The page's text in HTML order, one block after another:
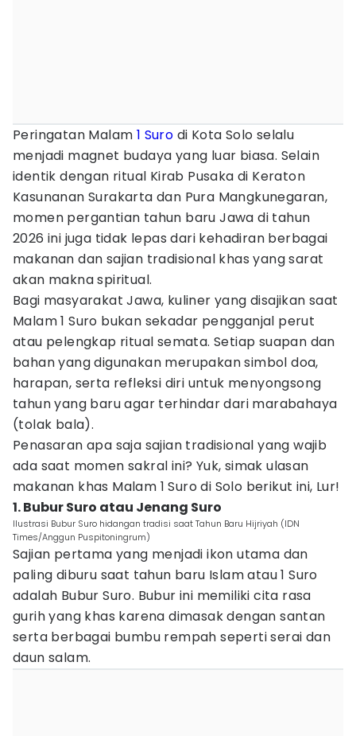
Peringatan Malam 1 Suro di Kota Solo selalu
menjadi magnet budaya yang luar biasa. Selain
identik dengan ritual Kirab Pusaka di Keraton
Kasunanan Surakarta dan Pura Mangkunegaran,
momen pergantian tahun baru Jawa di tahun
2026 ini juga tidak lepas dari kehadiran berbagai
makanan dan sajian tradisional khas yang sarat
akan makna spiritual.
Bagi masyarakat Jawa, kuliner yang disajikan saat
Malam 1 Suro bukan sekadar pengganjal perut
atau pelengkap ritual semata. Setiap suapan dan
bahan yang digunakan merupakan simbol doa,
harapan, serta refleksi diri untuk menyongsong
tahun yang baru agar terhindar dari marabahaya
(tolak bala).
Penasaran apa saja sajian tradisional yang wajib
ada saat momen sakral ini? Yuk, simak ulasan
makanan khas Malam 1 Suro di Solo berikut ini, Lur!
1. Bubur Suro atau Jenang Suro
Ilustrasi Bubur Suro hidangan tradisi saat Tahun Baru Hijriyah (IDN
Times/Anggun Puspitoningrum)
Sajian pertama yang menjadi ikon utama dan
paling diburu saat tahun baru Islam atau 1 Suro
adalah Bubur Suro. Bubur ini memiliki cita rasa
gurih yang khas karena dimasak dengan santan
serta berbagai bumbu rempah seperti serai dan
daun salam.